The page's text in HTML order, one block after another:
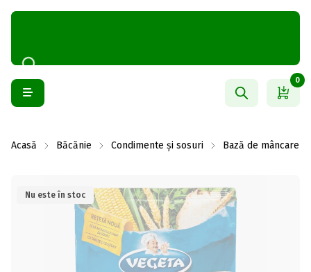
0
Acasă Băcănie Condimente și sosuri Bază de mâncare
Nu este în stoc